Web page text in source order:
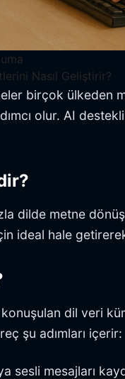
Nasıl Geliştirir?
birçok ülkeden
olur. AI
dilde metne
ideal hale
dil veri
şu adımları içerir:
sesli mesajları